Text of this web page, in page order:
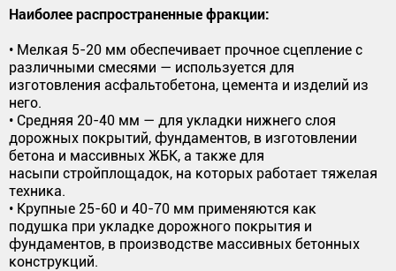
Наиболее распространенные фракции:
• Мелкая 5-20 мм обеспечивает прочное сцепление с
различными смесями — используется для
изготовления асфальтобетона, цемента и изделий из
него.
• Средняя 20-40 мм — для укладки нижнего слоя
дорожных покрытий, фундаментов, в изготовлении
бетона и массивных ЖБК, а также для
насыпи стройплощадок, на которых работает тяжелая
техника.
• Крупные 25-60 и 40-70 мм применяются как
подушка при укладке дорожного покрытия и
фундаментов, в производстве массивных бетонных
конструкций.